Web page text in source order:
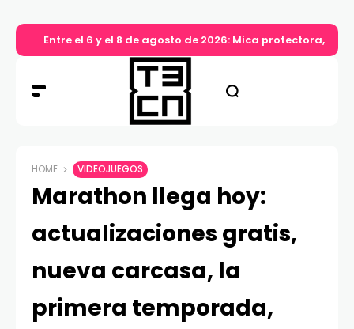
Entre el 6 y el 8 de agosto de 2026: Mica protectora,
HOME VIDEOJUEGOS
Marathon llega hoy:
actualizaciones gratis,
nueva carcasa, la
primera temporada,